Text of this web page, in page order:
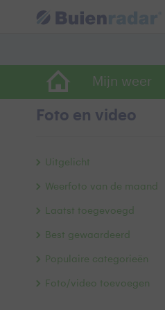
Mijn weer
Foto en video
Uitgelicht
Weerfoto van de maand
Laatst toegevoegd
Best gewaardeerd
Populaire categorieën
Foto/video toevoegen